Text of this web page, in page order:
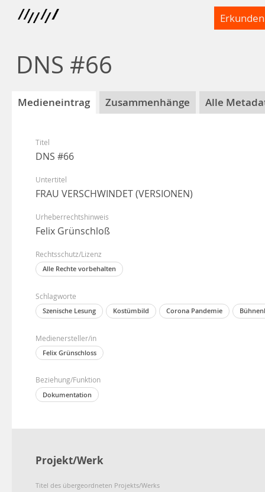
Erkunden
DNS #66
Medieneintrag Zusammenhänge Alle
Titel
DNS #66
Untertitel
FRAU VERSCHWINDET (VERSIONEN)
Urheberrechtshinweis
Felix Grünschloß
Rechtsschutz/Lizenz
Alle Rechte vorbehalten
Schlagworte
Szenische Lesung Kostümbild Corona Pandemie
Medienersteller/in
Felix Grünschloss
Beziehung/Funktion
Dokumentation
Projekt/Werk
Titel des übergeordneten Projekts/Werks